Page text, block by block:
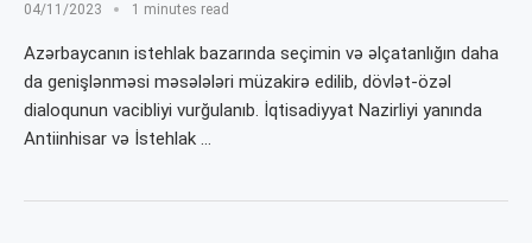
04/11/2023 1 minutes read
Azərbaycanın istehlak bazarında seçimin və əlçatanlığın daha
da genişlənməsi məsələləri müzakirə edilib, dövlət-özəl
dialoqunun vacibliyi vurğulanıb. İqtisadiyyat Nazirliyi yanında
Antiinhisar və İstehlak …